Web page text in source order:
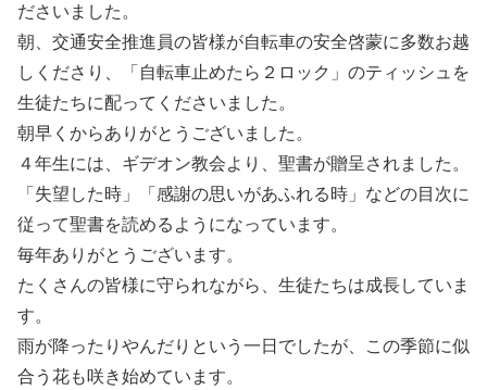
ださいました。
朝、交通安全推進員の皆様が自転車の安全啓蒙に多数お越
しくださり、「自転車止めたら２ロック」のティッシュを
生徒たちに配ってくださいました。
朝早くからありがとうございました。
４年生には、ギデオン教会より、聖書が贈呈されました。
「失望した時」「感謝の思いがあふれる時」などの目次に
従って聖書を読めるようになっています。
毎年ありがとうございます。
たくさんの皆様に守られながら、生徒たちは成長していま
す。
雨が降ったりやんだりという一日でしたが、この季節に似
合う花も咲き始めています。